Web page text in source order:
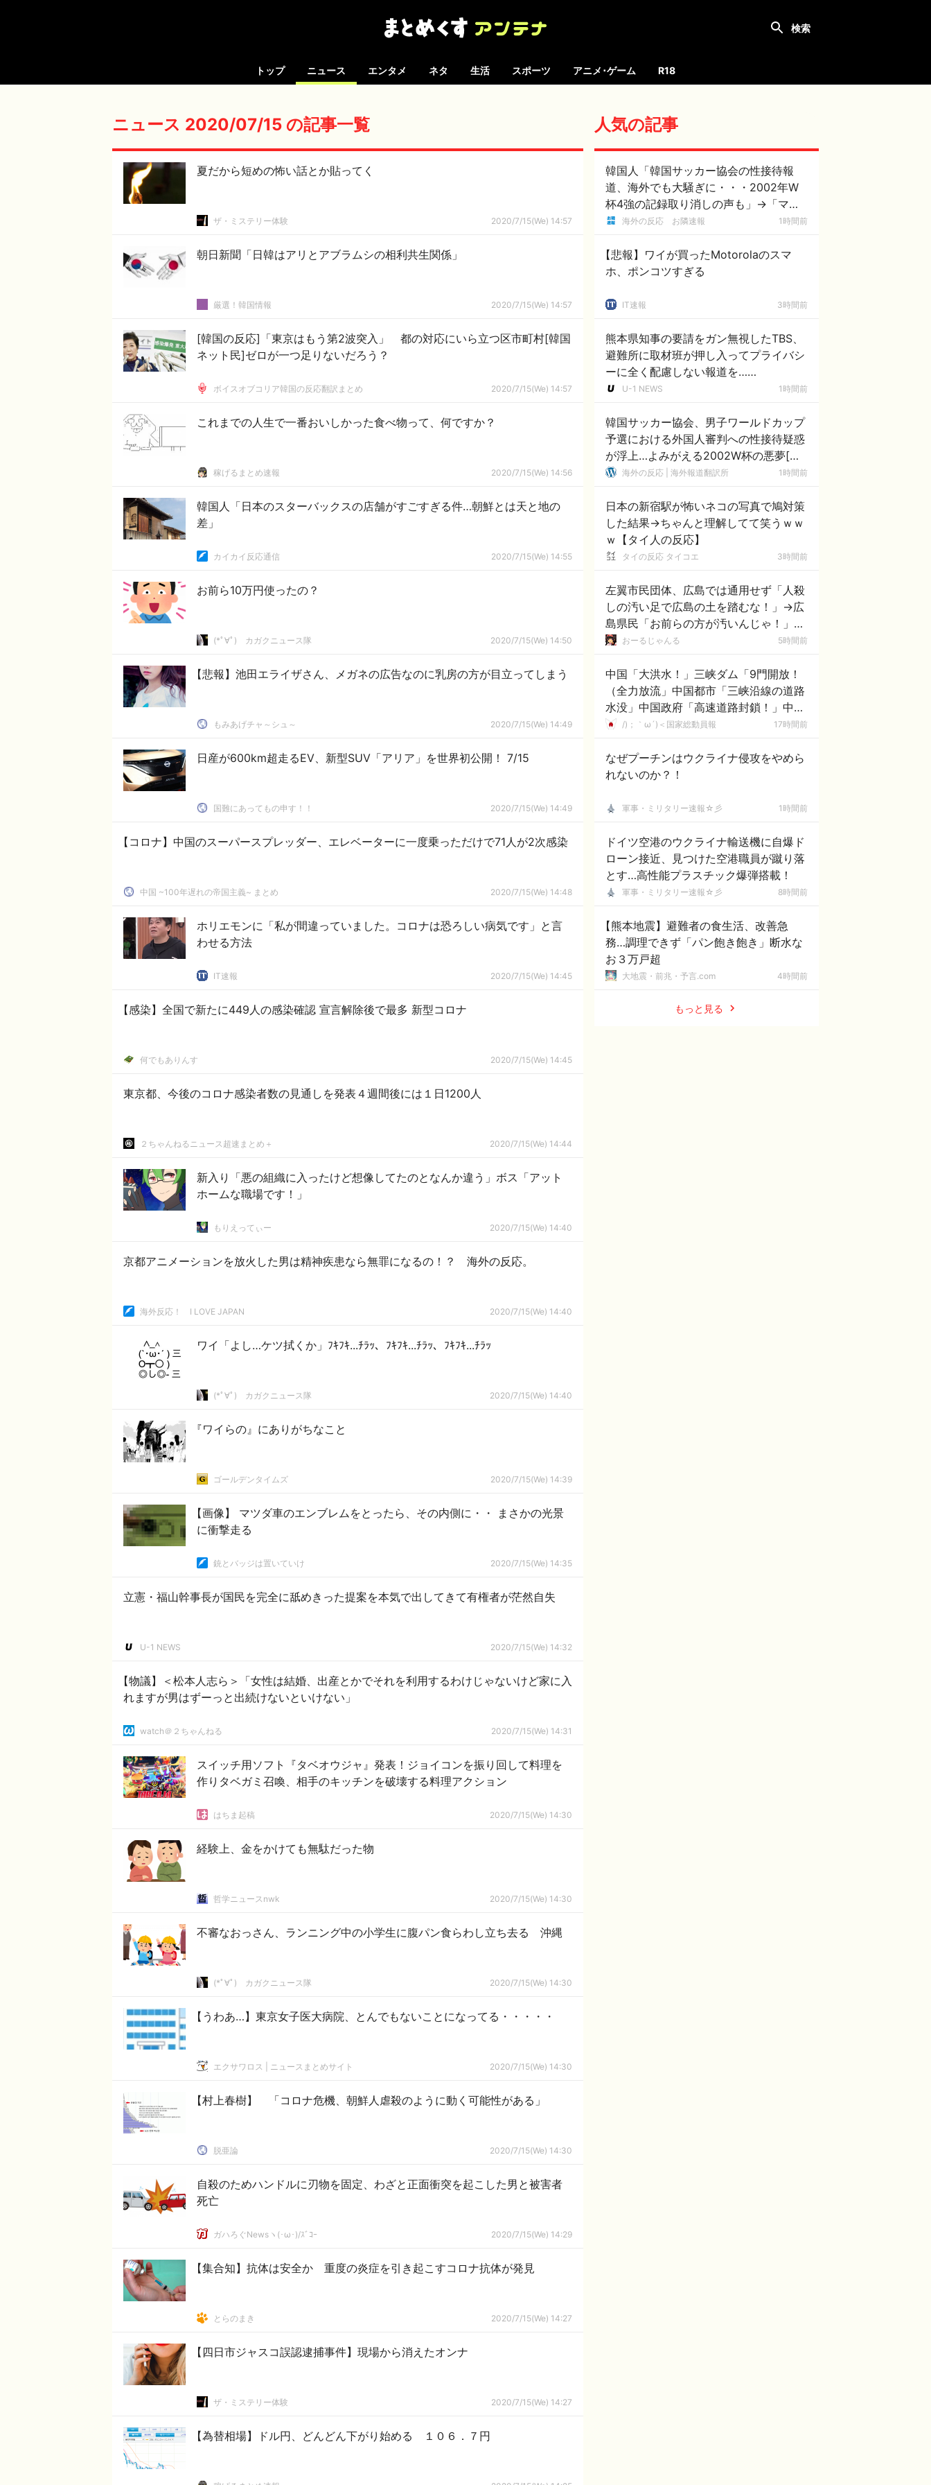
トップ ニュース エンタメ ネタ 生活 スポーツ アニメ･ゲーム R18
ニュース 2020/07/15 の記事一覧
夏だから短めの怖い話とか貼ってく
ザ・ミステリー体験 2020/7/15(We) 14:57
朝日新聞「日韓はアリとアブラムシの相利共生関係」
厳選！韓国情報 2020/7/15(We) 14:57
[韓国の反応]「東京はもう第2波突入」 都の対応にいら立つ区市町村[韓国
ネット民]ゼロが一つ足りないだろう？
ボイスオブコリア韓国の反応翻訳まとめ 2020/7/15(We) 14:57
これまでの人生で一番おいしかった食べ物って、何ですか？
稼げるまとめ速報 2020/7/15(We) 14:56
韓国人「日本のスターバックスの店舗がすごすぎる件…朝鮮とは天と地の
差」
カイカイ反応通信 2020/7/15(We) 14:55
お前ら10万円使ったの？
(*ﾟ∀ﾟ)ゞカガクニュース隊 2020/7/15(We) 14:50
【悲報】池田エライザさん、メガネの広告なのに乳房の方が目立ってしまう
もみあげチャ～シュ～ 2020/7/15(We) 14:49
日産が600km超走るEV、新型SUV「アリア」を世界初公開！ 7/15
国難にあってもの申す！！ 2020/7/15(We) 14:49
【コロナ】中国のスーパースプレッダー、エレベーターに一度乗っただけで71人が2次感染
中国 ~100年遅れの帝国主義~ まとめ 2020/7/15(We) 14:48
ホリエモンに「私が間違っていました。コロナは恐ろしい病気です」と言
わせる方法
IT速報 2020/7/15(We) 14:45
【感染】全国で新たに449人の感染確認 宣言解除後で最多 新型コロナ
何でもありんす 2020/7/15(We) 14:45
東京都、今後のコロナ感染者数の見通しを発表４週間後には１日1200人
２ちゃんねるニュース超速まとめ＋ 2020/7/15(We) 14:44
新入り「悪の組織に入ったけど想像してたのとなんか違う」ボス「アット
ホームな職場です！」
もりえってぃー 2020/7/15(We) 14:40
京都アニメーションを放火した男は精神疾患なら無罪になるの！？ 海外の反応。
海外反応！ I LOVE JAPAN 2020/7/15(We) 14:40
ワイ「よし…ケツ拭くか」ﾌｷﾌｷ...ﾁﾗｯ、ﾌｷﾌｷ...ﾁﾗｯ、ﾌｷﾌｷ...ﾁﾗｯ
(*ﾟ∀ﾟ)ゞカガクニュース隊 2020/7/15(We) 14:40
『ワイらの』にありがちなこと
ゴールデンタイムズ 2020/7/15(We) 14:39
【画像】 マツダ車のエンブレムをとったら、その内側に・・ まさかの光景
に衝撃走る
銃とバッジは置いていけ 2020/7/15(We) 14:35
立憲・福山幹事長が国民を完全に舐めきった提案を本気で出してきて有権者が茫然自失
U-1 NEWS 2020/7/15(We) 14:32
【物議】＜松本人志ら＞「女性は結婚、出産とかでそれを利用するわけじゃないけど家に入
れますが男はずーっと出続けないといけない」
watch＠２ちゃんねる 2020/7/15(We) 14:31
スイッチ用ソフト『タベオウジャ』発表！ジョイコンを振り回して料理を
作りタベガミ召喚、相手のキッチンを破壊する料理アクション
はちま起稿 2020/7/15(We) 14:30
経験上、金をかけても無駄だった物
哲学ニュースnwk 2020/7/15(We) 14:30
不審なおっさん、ランニング中の小学生に腹パン食らわし立ち去る 沖縄
(*ﾟ∀ﾟ)ゞカガクニュース隊 2020/7/15(We) 14:30
【うわあ…】東京女子医大病院、とんでもないことになってる・・・・・
エクサワロス | ニュースまとめサイト 2020/7/15(We) 14:30
【村上春樹】 「コロナ危機、朝鮮人虐殺のように動く可能性がある」
脱亜論 2020/7/15(We) 14:30
自殺のためハンドルに刃物を固定、わざと正面衝突を起こした男と被害者
死亡
ガハろぐNewsヽ(･ω･)/ｽﾞｺｰ 2020/7/15(We) 14:29
【集合知】抗体は安全か 重度の炎症を引き起こすコロナ抗体が発見
とらのまき 2020/7/15(We) 14:27
【四日市ジャスコ誤認逮捕事件】現場から消えたオンナ
ザ・ミステリー体験 2020/7/15(We) 14:27
【為替相場】ドル円、どんどん下がり始める １０６．７円
人気の記事
韓国人「韓国サッカー協会の性接待報
道、海外でも大騒ぎに・・・2002年W
杯4強の記録取り消しの声も」→「マジ
で国の恥だ」「2002年まで疑う価値が
ー選手が足で蹴り飛ばすね」
海外の反応 お隣速報 1時間前
【悲報】ワイが買ったMotorolaのスマ
ホ、ポンコツすぎる
IT速報 3時間前
熊本県知事の要請をガン無視したTBS、
避難所に取材班が押し入ってプライバシ
ーに全く配慮しない報道を……
U-1 NEWS 1時間前
韓国サッカー協会、男子ワールドカップ
予選における外国人審判への性接待疑惑
が浮上…よみがえる2002W杯の悪夢[海
外の反応]
海外の反応 | 海外報道翻訳所 1時間前
日本の新宿駅が怖いネコの写真で鳩対策
した結果→ちゃんと理解してて笑うｗｗ
ｗ【タイ人の反応】
タイの反応 タイコエ 3時間前
左翼市民団体、広島では通用せず「人殺
しの汚い足で広島の土を踏むな！」→広
島県民「お前らの方が汚いんじゃ！」
「ワシらが広島県民じゃ」
おーるじゃんる 5時間前
中国「大洪水！」三峡ダム「9門開放！
（全力放流」中国都市「三峡沿線の道路
水没」中国政府「高速道路封鎖！」中国
ダム「緊急放流に合わせて開門（土砂崩
/)；｀ω´)＜国家総動員報 17時間前
なぜプーチンはウクライナ侵攻をやめら
れないのか？！
軍事・ミリタリー速報☆彡 1時間前
ドイツ空港のウクライナ輸送機に自爆ド
ローン接近、見つけた空港職員が蹴り落
とす…高性能プラスチック爆弾搭載！
軍事・ミリタリー速報☆彡 8時間前
【熊本地震】避難者の食生活、改善急
務…調理できず「パン飽き飽き」断水な
お３万戸超
大地震・前兆・予言.com 4時間前
もっと見る